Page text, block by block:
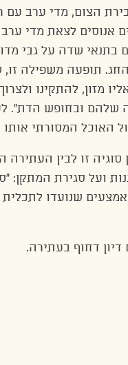
הצום, מדי ערב עם
אנוסים לצאת מדי
שדה על גבי
תופעה משפילה
מזון, להתקינו
שלהם ובחופש הדת”.
האוכל המסורתי
זו לבין
ועל סגירת המתקן:
שנועדו
דחוף בעתירה.